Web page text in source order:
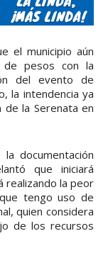
el municipio aún
de pesos con la
del evento de
la intendencia ya
de la Serenata en
documentación
que iniciará
realizando la peor
tengo uso de
quien considera
de los recursos